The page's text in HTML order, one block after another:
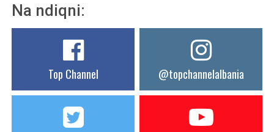
Na ndiqni:
Top Channel @topchannelalbania